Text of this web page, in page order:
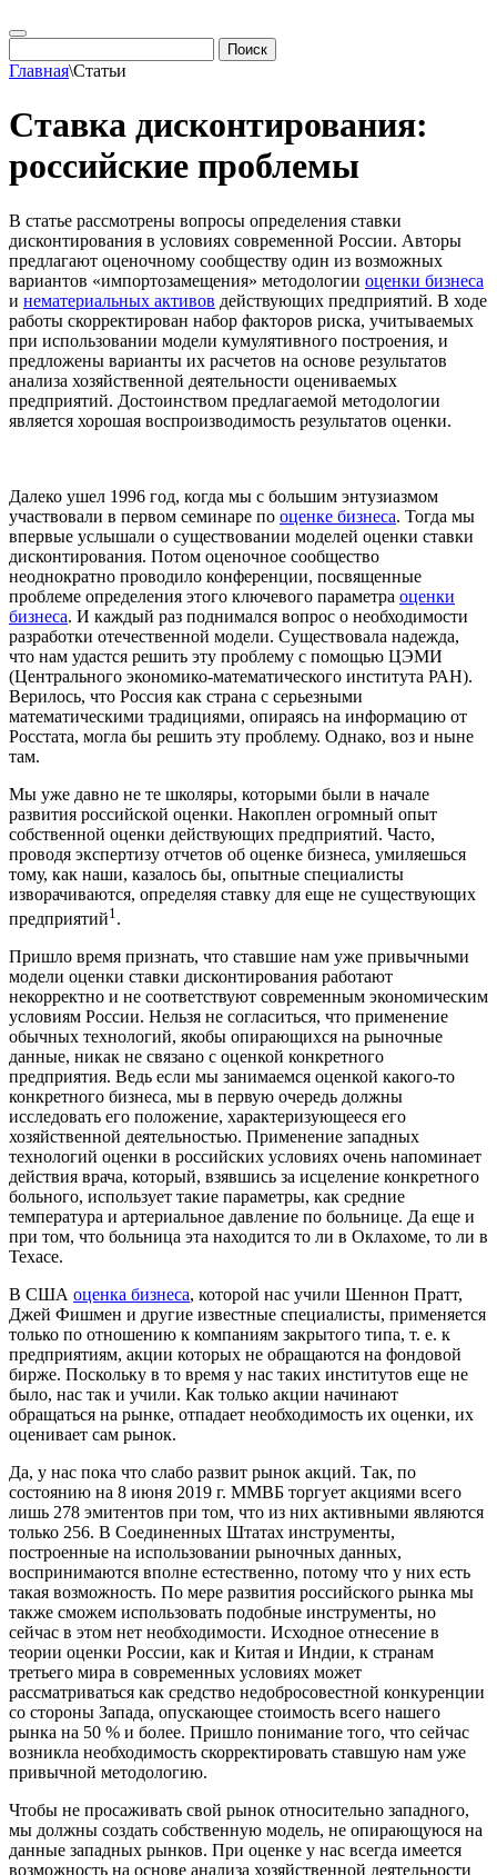
Главная\Статьи
Ставка дисконтирования:
российские проблемы
В статье рассмотрены вопросы определения ставки
дисконтирования в условиях современной России. Авторы
предлагают оценочному сообществу один из возможных
вариантов «импортозамещения» методологии оценки бизнеса
и нематериальных активов действующих предприятий. В ходе
работы скорректирован набор факторов риска, учитываемых
при использовании модели кумулятивного построения, и
предложены варианты их расчетов на основе результатов
анализа хозяйственной деятельности оцениваемых
предприятий. Достоинством предлагаемой методологии
является хорошая воспроизводимость результатов оценки.
Далеко ушел 1996 год, когда мы с большим энтузиазмом
участвовали в первом семинаре по оценке бизнеса. Тогда мы
впервые услышали о существовании моделей оценки ставки
дисконтирования. Потом оценочное сообщество
неоднократно проводило конференции, посвященные
проблеме определения этого ключевого параметра оценки
бизнеса. И каждый раз поднимался вопрос о необходимости
разработки отечественной модели. Существовала надежда,
что нам удастся решить эту проблему с помощью ЦЭМИ
(Центрального экономико-математического института РАН).
Верилось, что Россия как страна с серьезными
математическими традициями, опираясь на информацию от
Росстата, могла бы решить эту проблему. Однако, воз и ныне
там.
Мы уже давно не те школяры, которыми были в начале
развития российской оценки. Накоплен огромный опыт
собственной оценки действующих предприятий. Часто,
проводя экспертизу отчетов об оценке бизнеса, умиляешься
тому, как наши, казалось бы, опытные специалисты
изворачиваются, определяя ставку для еще не существующих
предприятий1 .
Пришло время признать, что ставшие нам уже привычными
модели оценки ставки дисконтирования работают
некорректно и не соответствуют современным экономическим
условиям России. Нельзя не согласиться, что применение
обычных технологий, якобы опирающихся на рыночные
данные, никак не связано с оценкой конкретного
предприятия. Ведь если мы занимаемся оценкой какого-то
конкретного бизнеса, мы в первую очередь должны
исследовать его положение, характеризующееся его
хозяйственной деятельностью. Применение западных
технологий оценки в российских условиях очень напоминает
действия врача, который, взявшись за исцеление конкретного
больного, использует такие параметры, как средние
температура и артериальное давление по больнице. Да еще и
при том, что больница эта находится то ли в Оклахоме, то ли в
Техасе.
В США оценка бизнеса, которой нас учили Шеннон Пратт,
Джей Фишмен и другие известные специалисты, применяется
только по отношению к компаниям закрытого типа, т. е. к
предприятиям, акции которых не обращаются на фондовой
бирже. Поскольку в то время у нас таких институтов еще не
было, нас так и учили. Как только акции начинают
обращаться на рынке, отпадает необходимость их оценки, их
оценивает сам рынок.
Да, у нас пока что слабо развит рынок акций. Так, по
состоянию на 8 июня 2019 г. ММВБ торгует акциями всего
лишь 278 эмитентов при том, что из них активными являются
только 256. В Соединенных Штатах инструменты,
построенные на использовании рыночных данных,
воспринимаются вполне естественно, потому что у них есть
такая возможность. По мере развития российского рынка мы
также сможем использовать подобные инструменты, но
сейчас в этом нет необходимости. Исходное отнесение в
теории оценки России, как и Китая и Индии, к странам
третьего мира в современных условиях может
рассматриваться как средство недобросовестной конкуренции
со стороны Запада, опускающее стоимость всего нашего
рынка на 50 % и более. Пришло понимание того, что сейчас
возникла необходимость скорректировать ставшую нам уже
привычной методологию.
Чтобы не просаживать свой рынок относительно западного,
мы должны создать собственную модель, не опирающуюся на
данные западных рынков. При оценке у нас всегда имеется
возможность на основе анализа хозяйственной деятельности